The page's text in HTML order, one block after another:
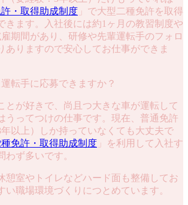
・取得助成制度 」で大型二種免許を取得
きます。入社後には約1ヶ月の教習制度や
期間があり、研修や先輩運転手のフォロ
ありますので安心してお仕事ができま
転手に応募できますか？
とが好きで、尚且つ大きな車が運転して
うってつけの仕事です。現在、普通免許
年以上）しか持っていなくても大丈夫で
種免許・取得助成制度 」を利用して入社す
わず多いです。
憩室やトイレなどハード面も整備してお
い職場環境づくりにつとめています。